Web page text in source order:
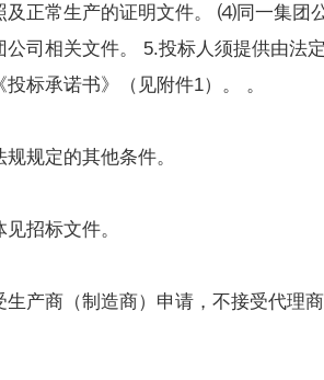
及正常生产的证明文件。 ⑷同一集团
公司相关文件。 5.投标人须提供由法
标承诺书》（见附件1）。 。
规定的其他条件。
招标文件。
产商（制造商）申请，不接受代理